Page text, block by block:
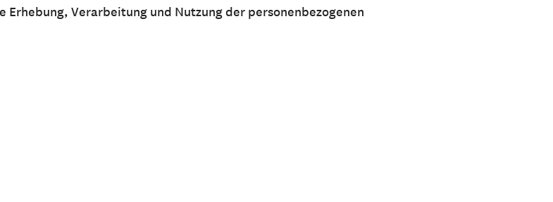
Verarbeitung und Nutzung der personenbezogenen